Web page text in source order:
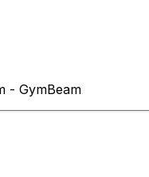
- GymBeam